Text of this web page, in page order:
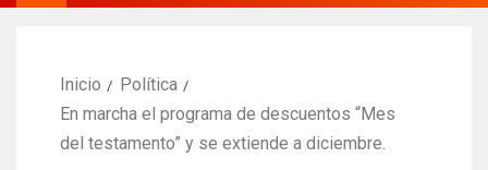
Inicio
Política
En marcha el programa de descuentos “Mes
del testamento” y se extiende a diciembre.